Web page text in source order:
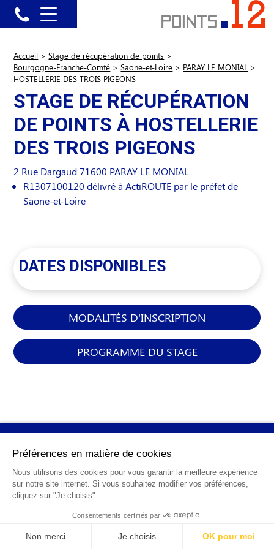
Accueil > Stage de récupération de points >
Bourgogne-Franche-Comté > Saone-et-Loire > PARAY LE MONIAL >
HOSTELLERIE DES TROIS PIGEONS
STAGE DE RÉCUPÉRATION
DE POINTS À HOSTELLERIE
DES TROIS PIGEONS
2 Rue Dargaud 71600 PARAY LE MONIAL
R1307100120 délivré à ActiROUTE par le préfet de
Saone-et-Loire
DATES DISPONIBLES
MODALITÉS D'INSCRIPTION
PROGRAMME DU STAGE
GÉNÉRALES
Qui sommes-nous ?
FAQ
Contact